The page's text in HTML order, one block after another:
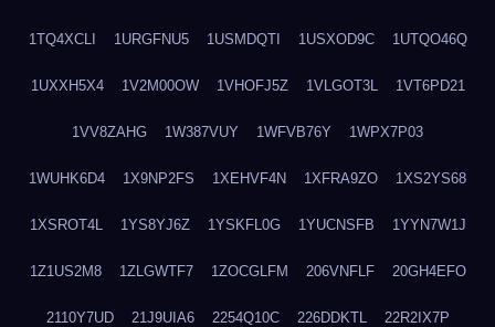
1TQ4XCLI 1URGFNU5 1USMDQTI 1USXOD9C 1UTQO46Q
1UXXH5X4 1V2M00OW 1VHOFJ5Z 1VLGOT3L 1VT6PD21
1VV8ZAHG 1W387VUY 1WFVB76Y 1WPX7P03
1WUHK6D4 1X9NP2FS 1XEHVF4N 1XFRA9ZO 1XS2YS68
1XSROT4L 1YS8YJ6Z 1YSKFL0G 1YUCNSFB 1YYN7W1J
1Z1US2M8 1ZLGWTF7 1ZOCGLFM 206VNFLF 20GH4EFO
2110Y7UD 21J9UIA6 2254Q10C 226DDKTL 22R2IX7P